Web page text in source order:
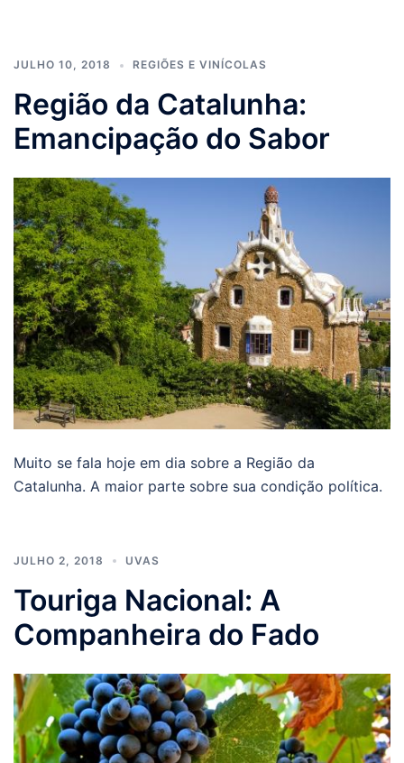
JULHO 10, 2018 REGIÕES E VINÍCOLAS
Região da Catalunha:
Emancipação do Sabor
Muito se fala hoje em dia sobre a Região da
Catalunha. A maior parte sobre sua condição política.
JULHO 2, 2018 UVAS
Touriga Nacional: A
Companheira do Fado